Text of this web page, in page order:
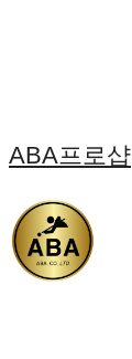
ABA프로샵